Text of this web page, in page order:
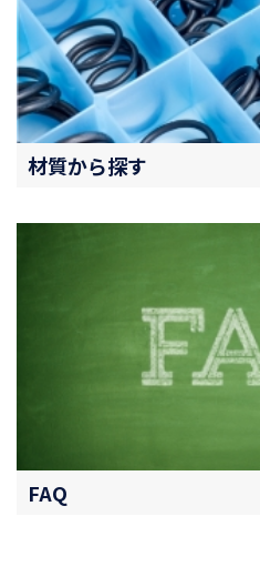
材質から探す
FAQ